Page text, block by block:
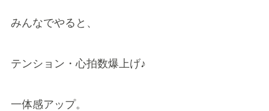
みんなでやると、
テンション・心拍数爆上げ♪
一体感アップ。